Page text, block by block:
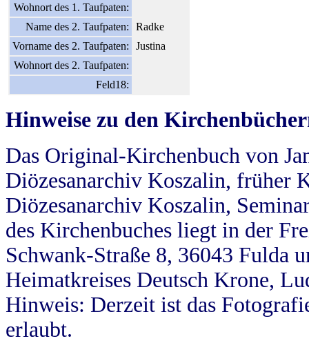
Wohnort des 1. Taufpaten:
Name des 2. Taufpaten:
Radke
Vorname des 2. Taufpaten:
Justina
Wohnort des 2. Taufpaten:
Feld18:
Hinweise zu den
Das Original-Kirchenbuch von
Diözesanarchiv Koszalin, früher
Diözesanarchiv Koszalin,
des Kirchenbuches liegt in der
Schwank-Straße 8, 36043 Fulda
Heimatkreises Deutsch Krone,
Hinweis: Derzeit ist das
erlaubt.